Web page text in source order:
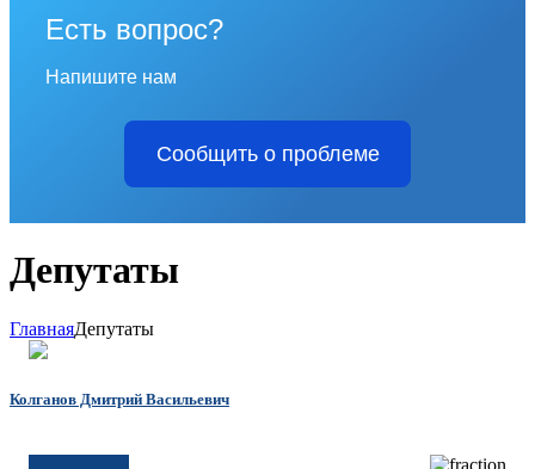
Есть вопрос?
Напишите нам
Сообщить о проблеме
Депутаты
ГлавнаяДепутаты
Колганов Дмитрий Васильевич